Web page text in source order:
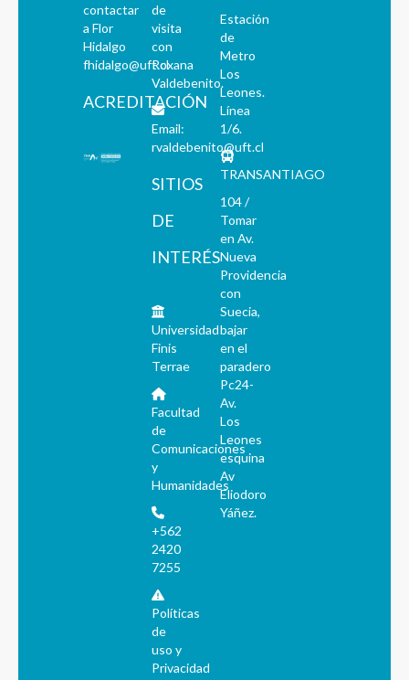
contactar
a Flor
Hidalgo
fhidalgo@uft.cl
ACREDITACIÓN
de
visita
con
Roxana
Valdebenito.
Email:
rvaldebenito@uft.cl
SITIOS
DE
INTERÉS
Universidad
Finis
Terrae
Facultad
de
Comunicaciones
y
Humanidades
+562
2420
7255
Políticas
de
uso y
Privacidad
Estación
de
Metro
Los
Leones.
Línea
1/6.
TRANSANTIAGO
104 /
Tomar
en Av.
Nueva
Providencia
con
Suecia,
bajar
en el
paradero
Pc24-
Av.
Los
Leones
esquina
Av
Eliodoro
Yáñez.